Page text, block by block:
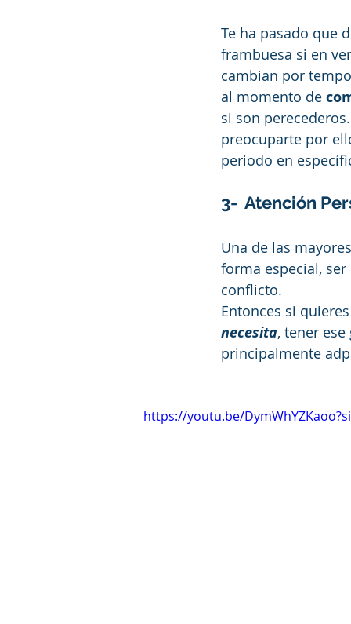
Te ha pasado que
frambuesa si en
cambian por
al momento de
si son
preocuparte por
periodo en
3-  Atención
Una de las
forma especial,
conflicto.
Entonces si
necesita, tener
principalmente
https://youtu.be/